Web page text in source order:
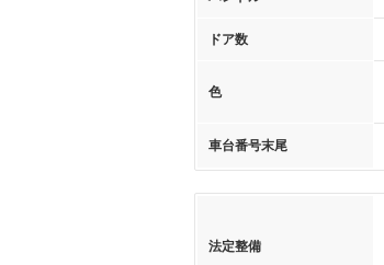
ドア数
色
車台番号末尾
法定整備